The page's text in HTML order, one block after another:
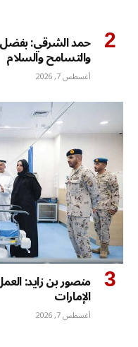
حمد الشرقي: بفضل
والتسامح والسلام
أغسطس 7, 2026
منصور بن زايد:
الإمارات
أغسطس 7, 2026